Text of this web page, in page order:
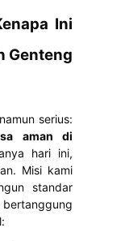
Ini
Genteng
serius:
aman di
hari ini,
Misi kami
standar
bertanggung